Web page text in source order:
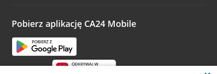
opinie.
Pobierz aplikację CA24 Mobile